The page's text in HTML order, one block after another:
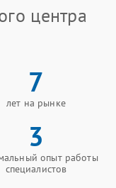
центра
7
лет на рынке
3
опыт работы
специалистов